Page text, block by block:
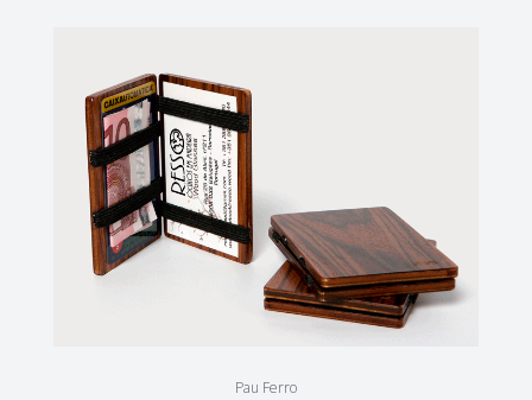
Pau Ferro